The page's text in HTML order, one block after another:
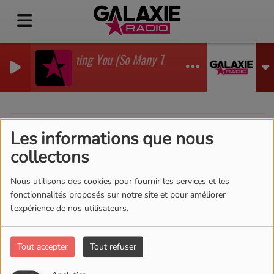
Les informations que nous
collectons
Nous utilisons des cookies pour fournir les services et les
fonctionnalités proposés sur notre site et pour améliorer
l'expérience de nos utilisateurs.
Tout accepter Tout refuser
I'm Watching You (So Many Times) (Sean Finn Remix)
GADJO